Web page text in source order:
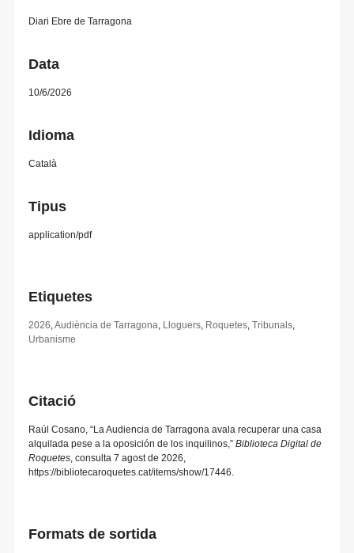
Diari Ebre de Tarragona
Data
10/6/2026
Idioma
Català
Tipus
application/pdf
Etiquetes
2026 Audiència de Tarragona Lloguers Roquetes Tribunals
Urbanisme
Citació
Raúl Cosano, “La Audiencia de Tarragona avala recuperar una casa
alquilada pese a la oposición de los inquilinos,” Biblioteca Digital de
Roquetes , consulta 7 agost de 2026,
https://bibliotecaroquetes.cat/items/show/17446
Formats de sortida